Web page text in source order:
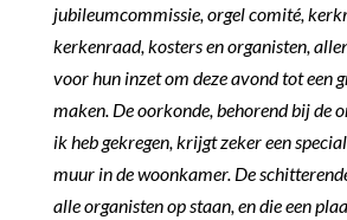
jubileumcommissie, orgel comité,
kerkenraad, kosters en organisten,
voor hun inzet om deze avond tot een
maken. De oorkonde, behorend bij de
ik heb gekregen, krijgt zeker een
muur in de woonkamer. De
alle organisten op staan, en die een